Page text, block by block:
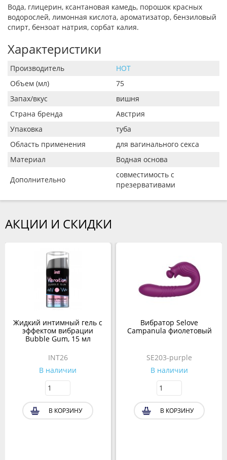
Вода, глицерин, ксантановая камедь, порошок красных
водорослей, лимонная кислота, ароматизатор, бензиловый
спирт, бензоат натрия, сорбат калия.
Характеристики
Производитель
HOT
Объем (мл)
75
Запах/вкус
вишня
Страна бренда
Австрия
Упаковка
туба
Область применения
для вагинального секса
Материал
Водная основа
Дополнительно
совместимость с
презервативами
АКЦИИ И СКИДКИ
Жидкий интимный гель с
эффектом вибрации
Bubble Gum, 15 мл
INT26
В наличии
В КОРЗИНУ
Вибратор Selove
Campanula фиолетовый
SE203-purple
В наличии
В КОРЗИНУ